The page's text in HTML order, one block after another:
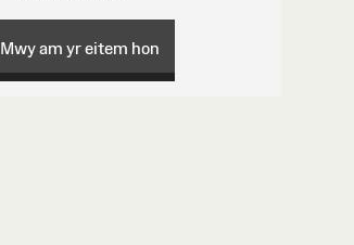
Mwy am yr eitem hon